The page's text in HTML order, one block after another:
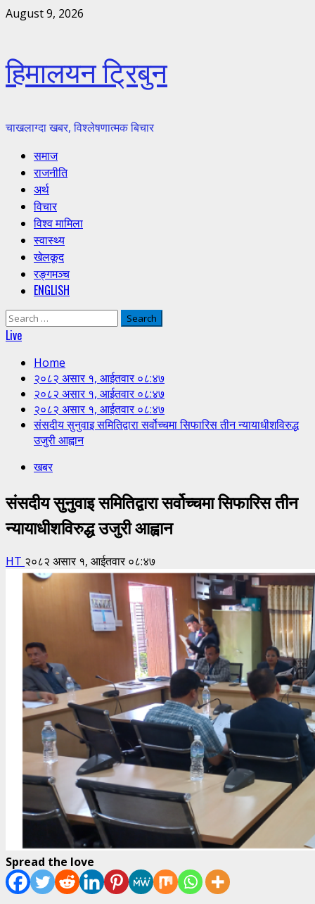
Skip
August 9, 2026
हिमालयन ट्रिबुन
चाखलाग्दा खबर, विश्लेषणात्मक बिचार
Primary
Menu
समाज
राजनीति
अर्थ
विचार
विश्व मामिला
स्वास्थ्य
खेलकूद
रङ्गमञ्च
ENGLISH
Search
for:
Live
Home
२०८२ असार १, आईतवार ०८:४७
२०८२ असार १, आईतवार ०८:४७
२०८२ असार १, आईतवार ०८:४७
संसदीय सुनुवाइ समितिद्वारा सर्वोच्चमा सिफारिस तीन न्यायाधीशविरुद्ध
उजुरी आह्वान
खबर
संसदीय सुनुवाइ समितिद्वारा सर्वोच्चमा सिफारिस तीन
न्यायाधीशविरुद्ध उजुरी आह्वान
HT २०८२ असार १, आईतवार ०८:४७
Spread the love